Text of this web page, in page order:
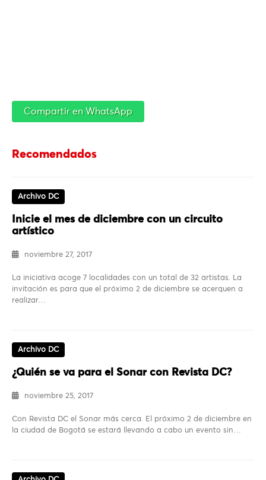
Compartir en WhatsApp
Recomendados
Archivo DC
Inicie el mes de diciembre con un circuito
artístico
noviembre 27, 2017
La iniciativa acoge 7 localidades con un total de 32 artistas. La
invitación es para que el próximo 2 de diciembre se acerquen a
realizar…
Archivo DC
¿Quién se va para el Sonar con Revista DC?
noviembre 25, 2017
Con Revista DC el Sonar más cerca. El próximo 2 de diciembre en
la ciudad de Bogotá se estará llevando a cabo un evento sin…